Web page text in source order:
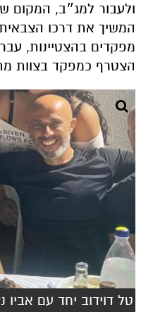
ולעבור למג״ב, המקום
המשיך את דרכו
מפקדים בהצטיינות, עבר
הצטרף כמפקד בצוות
טל דוידוב יחד עם אביו